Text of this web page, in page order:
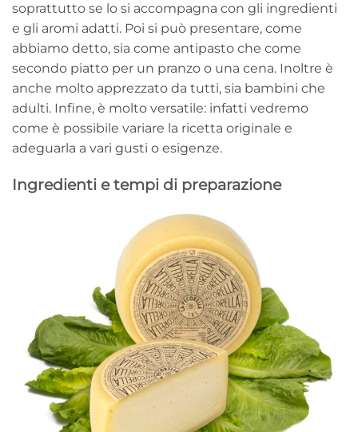
soprattutto se lo si accompagna con gli ingredienti
e gli aromi adatti. Poi si può presentare, come
abbiamo detto, sia come antipasto che come
secondo piatto per un pranzo o una cena. Inoltre è
anche molto apprezzato da tutti, sia bambini che
adulti. Infine, è molto versatile: infatti vedremo
come è possibile variare la ricetta originale e
adeguarla a vari gusti o esigenze.
Ingredienti e tempi di preparazione